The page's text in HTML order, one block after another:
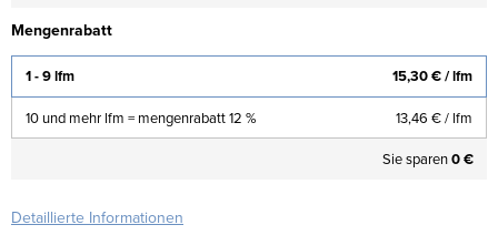
Mengenrabatt
1 - 9 lfm 15,30 €/ lfm
10 und mehr lfm = mengenrabatt 12 % 13,46 €/ lfm
Sie sparen0 €
Detaillierte Informationen